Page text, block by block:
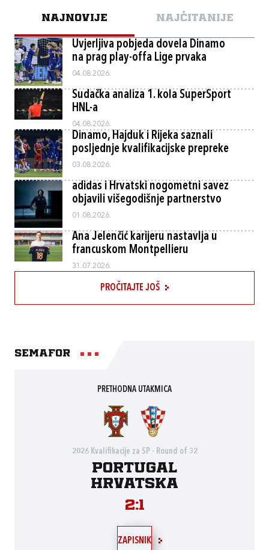
NAJNOVIJE NAJČITANIJE
Uvjerljiva pobjeda dovela Dinamo
na prag play-offa Lige prvaka
04.08.2026.
Sudačka analiza 1. kola SuperSport
HNL-a
04.08.2026.
Dinamo, Hajduk i Rijeka saznali
posljednje kvalifikacijske prepreke
03.08.2026.
adidas i Hrvatski nogometni savez
objavili višegodišnje partnerstvo
01.08.2026.
Ana Jelenčić karijeru nastavlja u
francuskom Montpellieru
31.07.2026.
PROČITAJTE JOŠ
Semafor
PRETHODNA UTAKMICA
2026 Kvalifikacije za SP - Round of 32
Portugal
Hrvatska
2:1
ZAPISNIK